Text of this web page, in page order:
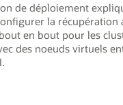
de déploiement
la récupération
en bout pour les
des noeuds virtuels